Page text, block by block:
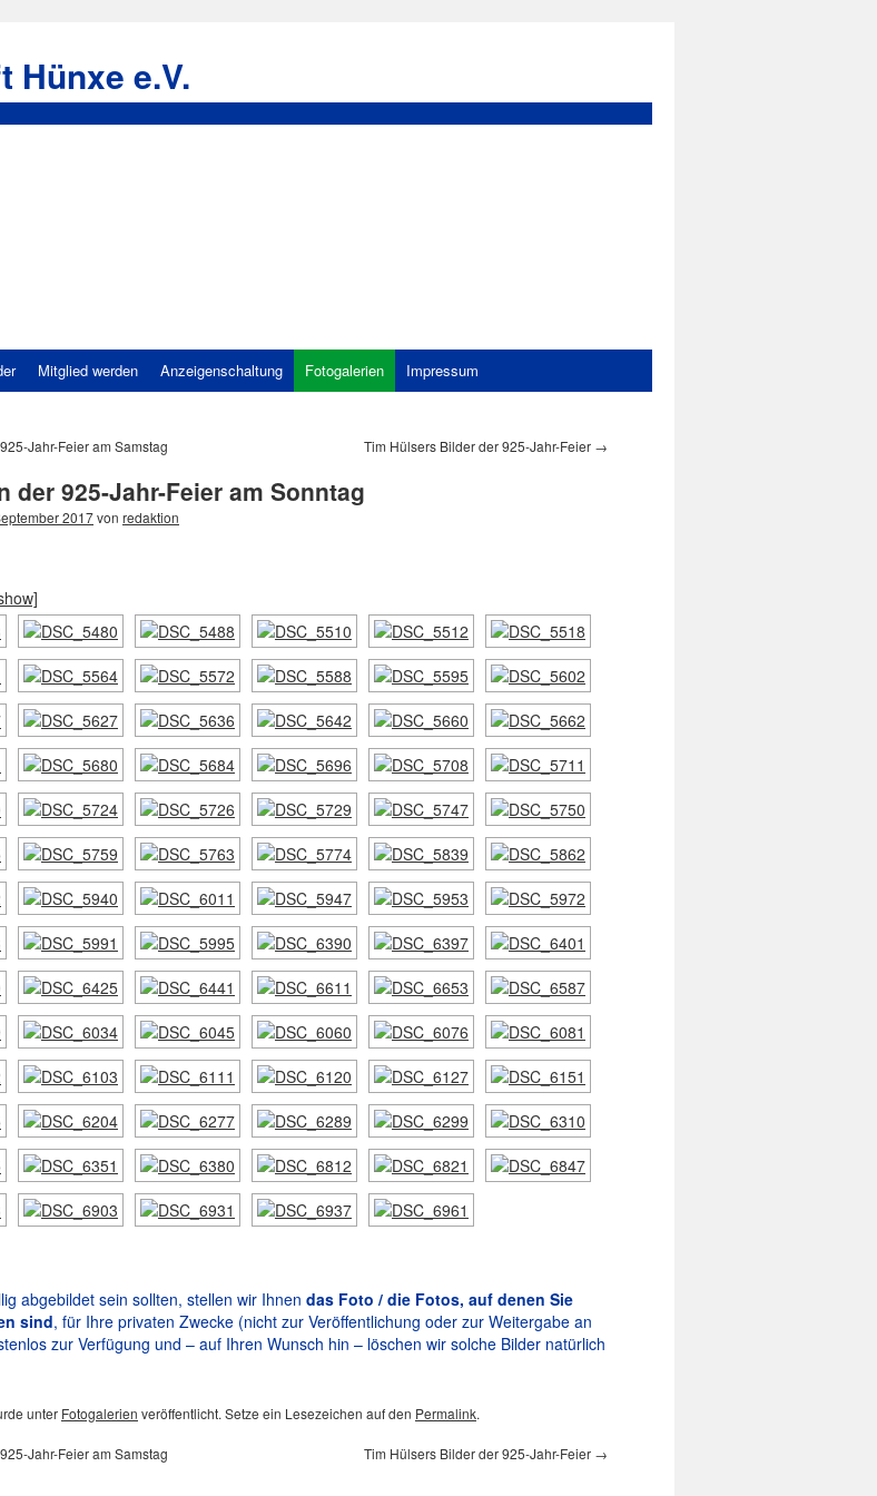
e.V.
Mitglied werden Anzeigenschaltung Fotogalerien Impressum
Jahr-Feier am Samstag Tim Hülsers Bilder der 925-Jahr-Feier →
der 925-Jahr-Feier am Sonntag
2017von redaktion
abgebildet sein sollten, stellen wir Ihnen das Foto / die Fotos, auf denen Sie
sind, für Ihre privaten Zwecke (nicht zur Veröffentlichung oder zur Weitergabe an
zur Verfügung und – auf Ihren Wunsch hin – löschen wir solche Bilder natürlich
unter Fotogalerien veröffentlicht. Setze ein Lesezeichen auf den Permalink.
Jahr-Feier am Samstag Tim Hülsers Bilder der 925-Jahr-Feier →